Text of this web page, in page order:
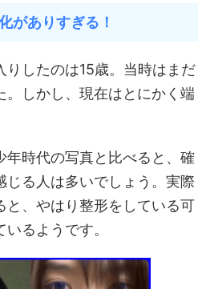
がありすぎる！
りしたのは15歳。当時はまだ
。しかし、現在はとにかく端
年時代の写真と比べると、確
じる人は多いでしょう。実際
と、やはり整形をしている可
るようです。